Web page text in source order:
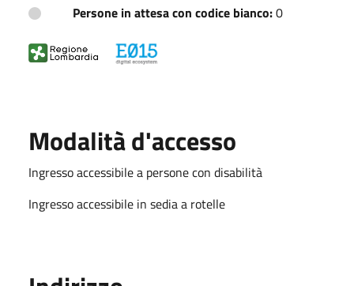
Persone in attesa con codice bianco:0
Modalità d'accesso
Ingresso accessibile a persone con disabilità
Ingresso accessibile in sedia a rotelle